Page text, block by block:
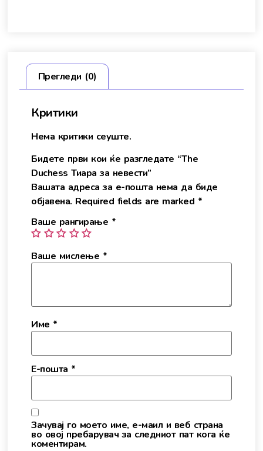
Прегледи (0)
Критики
Нема критики сеуште.
Бидете први кои ќе разгледате “The
Duchess Тиара за невести”
Вашата адреса за е-пошта нема да биде
објавена. Required fields are marked *
Ваше рангирање *
Ваше мислење *
Име *
Е-пошта *
Зачувај го моето име, е-маил и веб страна
во овој пребарувач за следниот пат кога ќе
коментирам.